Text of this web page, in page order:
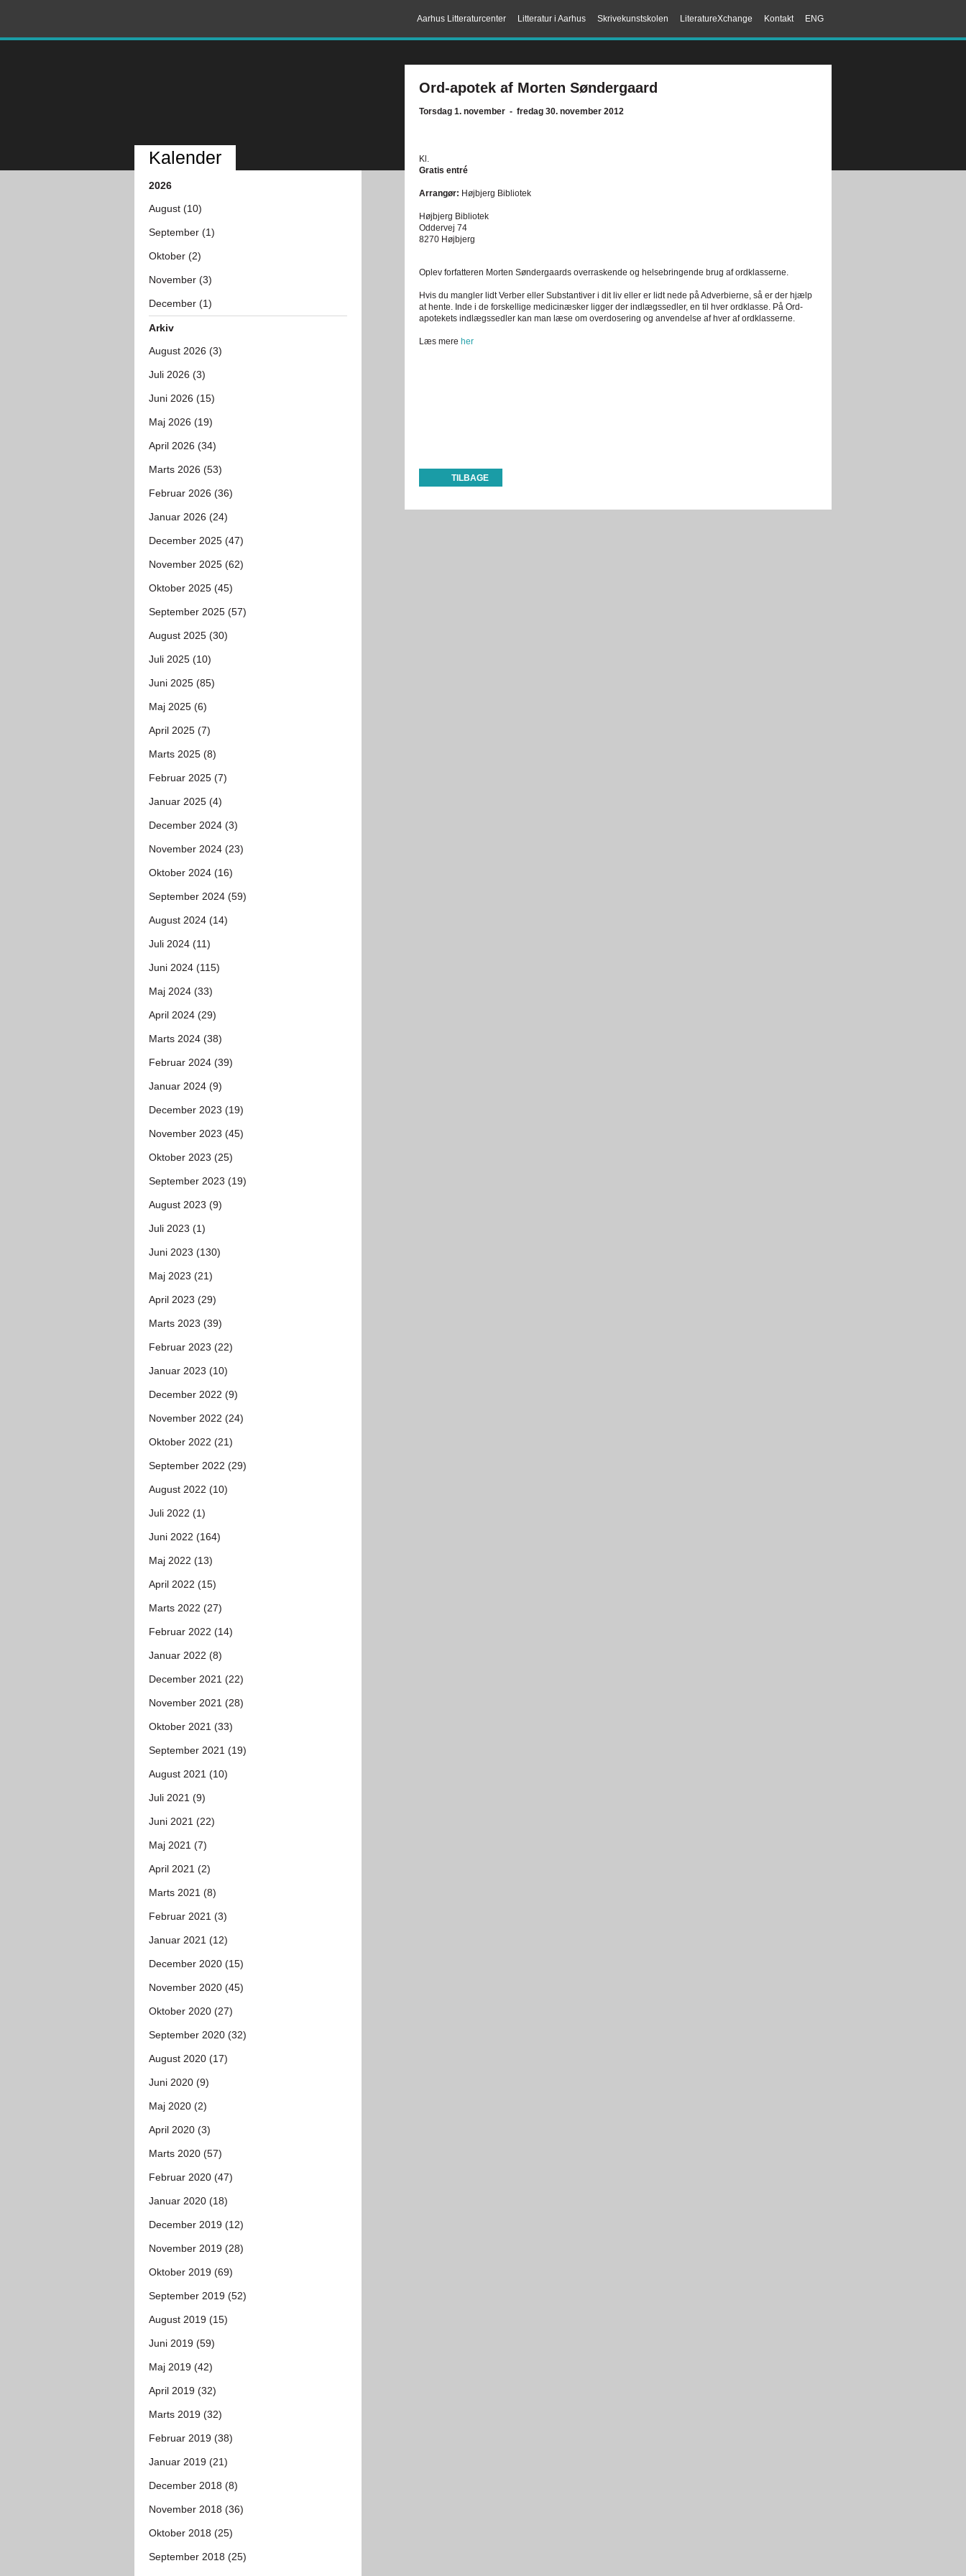
ENG
Kontakt
LiteratureXchange
Skrivekunstskolen
Litteratur i Aarhus
Aarhus Litteraturcenter
Ord-apotek af Morten Søndergaard
Torsdag 1. november - fredag 30. november 2012
Kl.
Gratis entré
Arrangør: Højbjerg Bibliotek
Højbjerg Bibliotek
Oddervej 74
8270 Højbjerg
Oplev forfatteren Morten Søndergaards overraskende og helsebringende brug af ordklasserne.
Hvis du mangler lidt Verber eller Substantiver i dit liv eller er lidt nede på Adverbierne, så er der hjælp
at hente. Inde i de forskellige medicinæsker ligger der indlægssedler, en til hver ordklasse. På Ord-
apotekets indlægssedler kan man læse om overdosering og anvendelse af hver af ordklasserne.
Læs mere her
TILBAGE
Kalender
2026
August (10)
September (1)
Oktober (2)
November (3)
December (1)
Arkiv
August 2026 (3)
Juli 2026 (3)
Juni 2026 (15)
Maj 2026 (19)
April 2026 (34)
Marts 2026 (53)
Februar 2026 (36)
Januar 2026 (24)
December 2025 (47)
November 2025 (62)
Oktober 2025 (45)
September 2025 (57)
August 2025 (30)
Juli 2025 (10)
Juni 2025 (85)
Maj 2025 (6)
April 2025 (7)
Marts 2025 (8)
Februar 2025 (7)
Januar 2025 (4)
December 2024 (3)
November 2024 (23)
Oktober 2024 (16)
September 2024 (59)
August 2024 (14)
Juli 2024 (11)
Juni 2024 (115)
Maj 2024 (33)
April 2024 (29)
Marts 2024 (38)
Februar 2024 (39)
Januar 2024 (9)
December 2023 (19)
November 2023 (45)
Oktober 2023 (25)
September 2023 (19)
August 2023 (9)
Juli 2023 (1)
Juni 2023 (130)
Maj 2023 (21)
April 2023 (29)
Marts 2023 (39)
Februar 2023 (22)
Januar 2023 (10)
December 2022 (9)
November 2022 (24)
Oktober 2022 (21)
September 2022 (29)
August 2022 (10)
Juli 2022 (1)
Juni 2022 (164)
Maj 2022 (13)
April 2022 (15)
Marts 2022 (27)
Februar 2022 (14)
Januar 2022 (8)
December 2021 (22)
November 2021 (28)
Oktober 2021 (33)
September 2021 (19)
August 2021 (10)
Juli 2021 (9)
Juni 2021 (22)
Maj 2021 (7)
April 2021 (2)
Marts 2021 (8)
Februar 2021 (3)
Januar 2021 (12)
December 2020 (15)
November 2020 (45)
Oktober 2020 (27)
September 2020 (32)
August 2020 (17)
Juni 2020 (9)
Maj 2020 (2)
April 2020 (3)
Marts 2020 (57)
Februar 2020 (47)
Januar 2020 (18)
December 2019 (12)
November 2019 (28)
Oktober 2019 (69)
September 2019 (52)
August 2019 (15)
Juni 2019 (59)
Maj 2019 (42)
April 2019 (32)
Marts 2019 (32)
Februar 2019 (38)
Januar 2019 (21)
December 2018 (8)
November 2018 (36)
Oktober 2018 (25)
September 2018 (25)